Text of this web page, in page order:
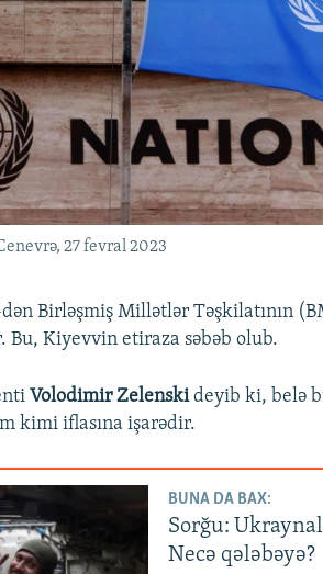
27 fevral 2023
Birləşmiş Millətlər Təşkilatının
Bu, Kiyevvin etiraza səbəb olub.
Volodimir Zelenskideyib ki, belə
kimi iflasına işarədir.
BUNA DA BAX:
Sorğu:
Necə qələbəyə?